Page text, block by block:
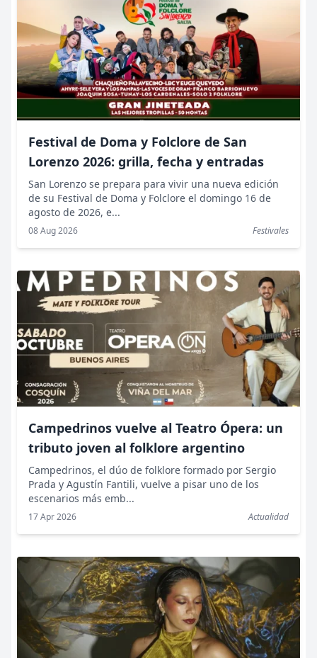
Festival de Doma y Folclore de San
Lorenzo 2026: grilla, fecha y entradas
San Lorenzo se prepara para vivir una nueva edición
de su Festival de Doma y Folclore el domingo 16 de
agosto de 2026, e...
08 Aug 2026 Festivales
Campedrinos vuelve al Teatro Ópera: un
tributo joven al folklore argentino
Campedrinos, el dúo de folklore formado por Sergio
Prada y Agustín Fantili, vuelve a pisar uno de los
escenarios más emb...
17 Apr 2026 Actualidad